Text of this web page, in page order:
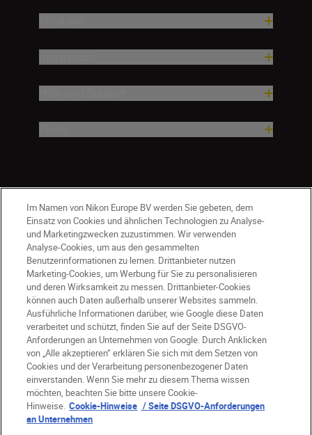
DE Nikon Sites
Kontakt
Datenschutzhinweis
Nutzungsbedingungen
Geschäftsbedingungen des Nikon Stores
Cookie-Hinweise
Barrierefreiheit
Cookie-Einstellungen
© 2026 Nikon
Im Namen von Nikon Europe BV werden Sie gebeten, dem
Einsatz von Cookies und ähnlichen Technologien zu Analyse-
und Marketingzwecken zuzustimmen. Wir verwenden
Analyse-Cookies, um aus den gesammelten
Benutzerinformationen zu lernen. Drittanbieter nutzen
Marketing-Cookies, um Werbung für Sie zu personalisieren
und deren Wirksamkeit zu messen. Drittanbieter-Cookies
können auch Daten außerhalb unserer Websites sammeln.
Ausführliche Informationen darüber, wie Google diese Daten
verarbeitet und schützt, finden Sie auf der Seite DSGVO-
Anforderungen an Unternehmen von Google. Durch Anklicken
von „Alle akzeptieren“ erklären Sie sich mit dem Setzen von
Cookies und der Verarbeitung personenbezogener Daten
einverstanden. Wenn Sie mehr zu diesem Thema wissen
möchten, beachten Sie bitte unsere Cookie-
Hinweise. Cookie-Hinweise / Seite DSGVO-Anforderungen
an Unternehmen